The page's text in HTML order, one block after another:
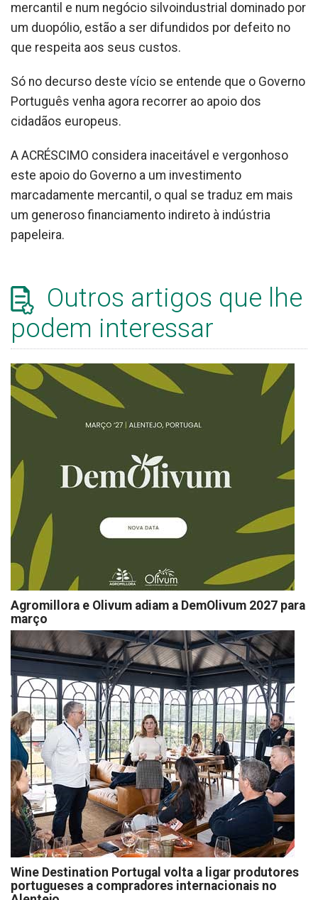
mercantil e num negócio silvoindustrial dominado por
um duopólio, estão a ser difundidos por defeito no
que respeita aos seus custos.
Só no decurso deste vício se entende que o Governo
Português venha agora recorrer ao apoio dos
cidadãos europeus.
A ACRÉSCIMO considera inaceitável e vergonhoso
este apoio do Governo a um investimento
marcadamente mercantil, o qual se traduz em mais
um generoso financiamento indireto à indústria
papeleira.
Outros artigos que lhe
podem interessar
Agromillora e Olivum adiam a DemOlivum 2027 para
março
Wine Destination Portugal volta a ligar produtores
portugueses a compradores internacionais no